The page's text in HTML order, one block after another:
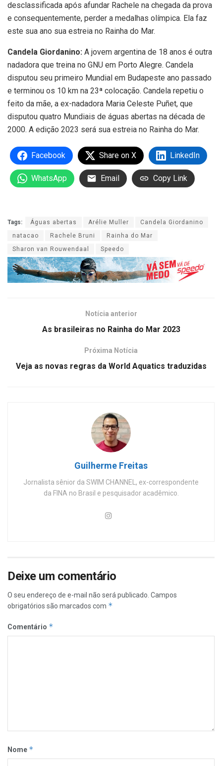
desclassificada após afundar Rachele na chegada da prova
e consequentemente, perder a medalhas olímpica. Ela faz
este sua ano sua estreia no Rainha do Mar.
Candela Giordanino: A jovem argentina de 18 anos é outra
nadadora que treina no GNU em Porto Alegre. Candela
disputou seu primeiro Mundial em Budapeste ano passado
e terminou os 10 km na 23ª colocação. Candela repetiu o
feito da mãe, a ex-nadadora Maria Celeste Puñet, que
disputou quatro Mundiais de águas abertas na década de
2000. A edição 2023 será sua estreia no Rainha do Mar.
Facebook Share on X LinkedIn
WhatsApp Email Copy Link
Tags: Águas abertas Arélie Muller
Candela Giordanino
natacao
Rachele Bruni
Rainha do Mar
Sharon van Rouwendaal
Speedo
Notícia anterior
As brasileiras no Rainha do Mar 2023
Próxima Notícia
Veja as novas regras da World Aquatics traduzidas
Guilherme Freitas
Jornalista sênior da SWIM CHANNEL, ex-correspondente
da FINA no Brasil e pesquisador acadêmico.
Deixe um comentário
O seu endereço de e-mail não será publicado. Campos
obrigatórios são marcados com *
Comentário *
Nome *